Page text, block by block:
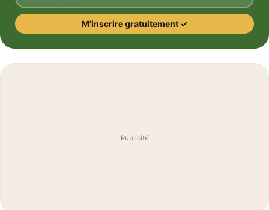
M'inscrire gratuitement ✓
Publicité